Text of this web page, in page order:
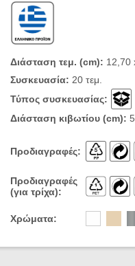
Διάσταση τεμ. (cm): 12,70
Συσκευασία: 20 τεμ.
Τύπος συσκευασίας:
Διάσταση κιβωτίου (cm):
Προδιαγραφές:
Προδιαγραφές
(για τρίχα):
Χρώματα: